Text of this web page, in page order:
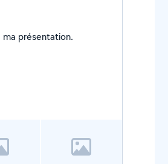
Je n'ai pas encore renseigné ma présentation.